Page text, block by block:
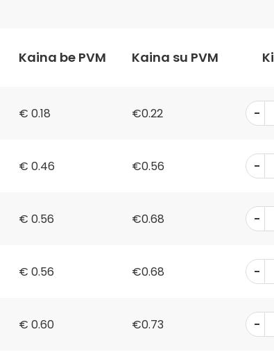
Kaina be PVM Kaina su PVM
€ 0.18 €0.22 -
€ 0.46 €0.56 -
€ 0.56 €0.68 -
€ 0.56 €0.68 -
€ 0.60 €0.73 -